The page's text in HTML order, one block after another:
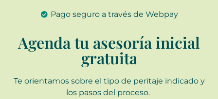
Pago seguro a través de Webpay
Agenda tu asesoría inicial
gratuita
Te orientamos sobre el tipo de peritaje indicado y
los pasos del proceso.